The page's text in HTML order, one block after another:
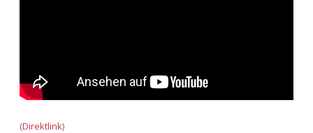
Adventskalender 2018
(Direktlink)